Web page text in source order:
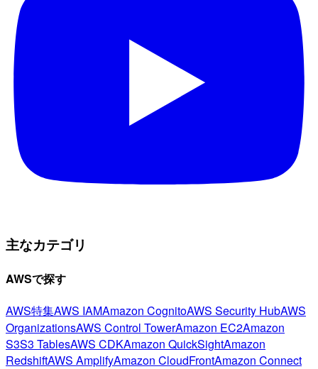
主なカテゴリ
AWSで探す
AWS特集AWS IAMAmazon CognitoAWS Security HubAWS
OrganizationsAWS Control TowerAmazon EC2Amazon
S3S3 TablesAWS CDKAmazon QuickSightAmazon
RedshiftAWS AmplifyAmazon CloudFrontAmazon Connect